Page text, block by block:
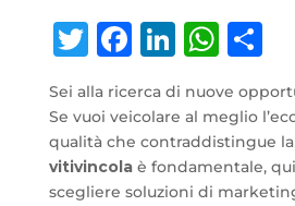
Twitter
Facebook
Sei alla ricerca di nuove
Se vuoi veicolare al meglio
qualità che contraddistingue
vitivincolaè fondamentale,
scegliere soluzioni di